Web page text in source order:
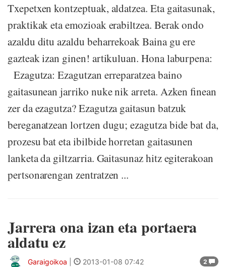
Txepetxen kontzeptuak, aldatzea. Eta gaitasunak,
praktikak eta emozioak erabiltzea. Berak ondo
azaldu ditu azaldu beharrekoak Baina gu ere
gazteak izan ginen! artikuluan. Hona laburpena:
Ezagutza: Ezagutzan erreparatzea baino
gaitasunean jarriko nuke nik arreta. Azken finean
zer da ezagutza? Ezagutza gaitasun batzuk
bereganatzean lortzen dugu; ezagutza bide bat da,
prozesu bat eta ibilbide horretan gaitasunen
lanketa da giltzarria. Gaitasunaz hitz egiterakoan
pertsonarengan zentratzen ...
Jarrera ona izan eta portaera
aldatu ez
2
Garaigoikoa 2013-01-08 07:42